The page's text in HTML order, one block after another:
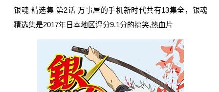
银魂 精选集 第2话 万事屋的手机新时代共有13集全，银魂
精选集是2017年日本地区评分9.1分的搞笑,热血片